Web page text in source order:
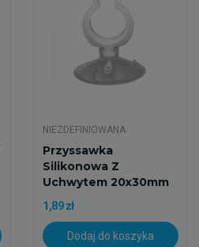
NIEZDEFINIOWANA
Przyssawka
Silikonowa Z
Uchwytem 20x30mm
1,89 zł
Dodaj do koszyka